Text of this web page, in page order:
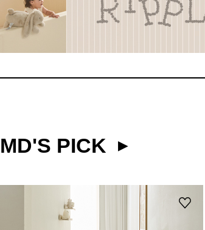
MD'S PICK ▶